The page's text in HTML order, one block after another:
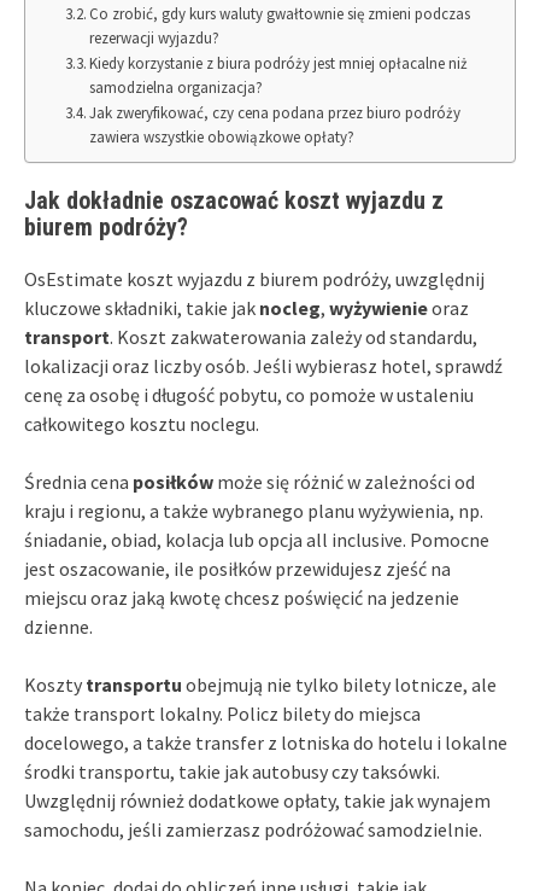
Co zrobić, gdy kurs waluty gwałtownie się zmieni podczas
rezerwacji wyjazdu?
Kiedy korzystanie z biura podróży jest mniej opłacalne niż
samodzielna organizacja?
Jak zweryfikować, czy cena podana przez biuro podróży
zawiera wszystkie obowiązkowe opłaty?
Jak dokładnie oszacować koszt wyjazdu z
biurem podróży?
OsEstimate koszt wyjazdu z biurem podróży, uwzględnij
kluczowe składniki, takie jak nocleg, wyżywienieoraz
transport. Koszt zakwaterowania zależy od standardu,
lokalizacji oraz liczby osób. Jeśli wybierasz hotel, sprawdź
cenę za osobę i długość pobytu, co pomoże w ustaleniu
całkowitego kosztu noclegu.
Średnia cena posiłków może się różnić w zależności od
kraju i regionu, a także wybranego planu wyżywienia, np.
śniadanie, obiad, kolacja lub opcja all inclusive. Pomocne
jest oszacowanie, ile posiłków przewidujesz zjeść na
miejscu oraz jaką kwotę chcesz poświęcić na jedzenie
dzienne.
Koszty transportu obejmują nie tylko bilety lotnicze, ale
także transport lokalny. Policz bilety do miejsca
docelowego, a także transfer z lotniska do hotelu i lokalne
środki transportu, takie jak autobusy czy taksówki.
Uwzględnij również dodatkowe opłaty, takie jak wynajem
samochodu, jeśli zamierzasz podróżować samodzielnie.